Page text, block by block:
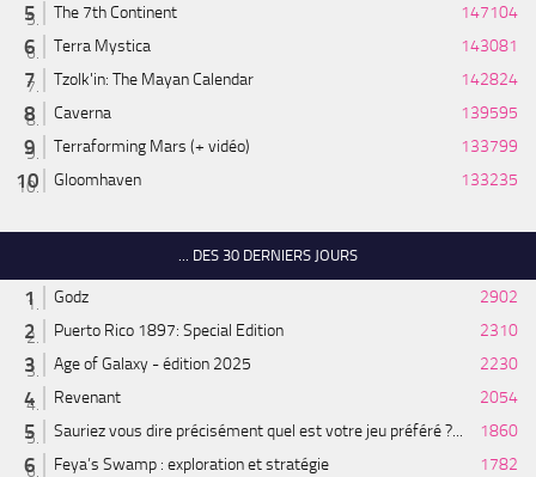
The 7th Continent
147104
Terra Mystica
143081
Tzolk'in: The Mayan Calendar
142824
Caverna
139595
Terraforming Mars (+ vidéo)
133799
Gloomhaven
133235
... DES 30 DERNIERS JOURS
Godz
2902
Puerto Rico 1897: Special Edition
2310
Age of Galaxy - édition 2025
2230
Revenant
2054
Sauriez vous dire précisément quel est votre jeu préféré ?...
1860
Feya’s Swamp : exploration et stratégie
1782